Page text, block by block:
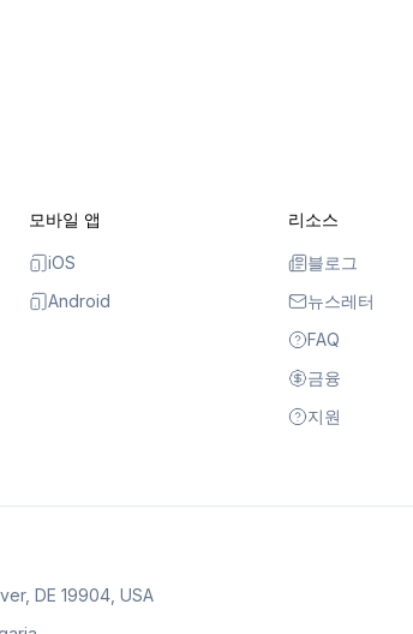
모바일 앱
iOS
Android
리소스
블로그
뉴스레터
FAQ
금융
지원
DE 19904, USA